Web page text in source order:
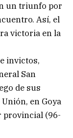
un triunfo por
Así, el
victoria en la
invictos,
San
de sus
en Goya
provincial (96-